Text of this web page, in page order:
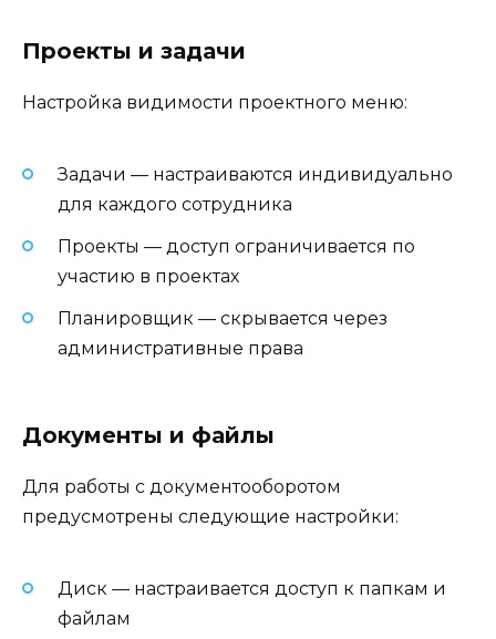
Проекты и задачи
Настройка видимости проектного меню:
Задачи — настраиваются индивидуально
для каждого сотрудника
Проекты — доступ ограничивается по
участию в проектах
Планировщик — скрывается через
административные права
Документы и файлы
Для работы с документооборотом
предусмотрены следующие настройки:
Диск — настраивается доступ к папкам и
файлам